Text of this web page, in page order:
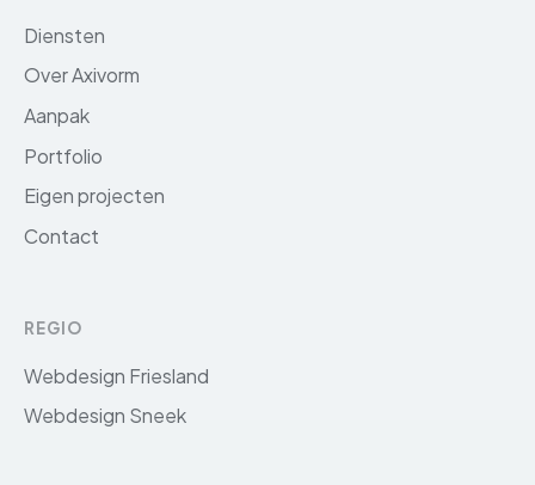
Diensten
Over Axivorm
Aanpak
Portfolio
Eigen projecten
Contact
REGIO
Webdesign Friesland
Webdesign Sneek